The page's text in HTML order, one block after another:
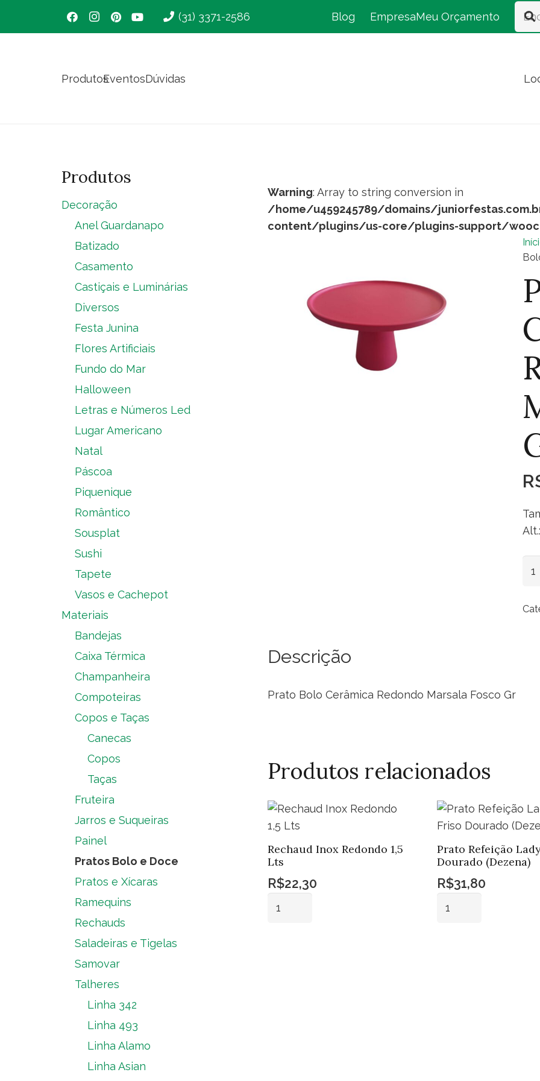
(31) 3371-2586 Blog EmpresaMeu Orçamento
ProdutosEventosDúvidas
Warning: Array to string conversion in
/home/u459245789/domains/
content/plugins/us-core/plugins-support/
Descrição
Prato Bolo Cerâmica Redondo Marsala Fosco Gr
Produtos relacionados
Rechaud Inox Redondo 1,5
Lts
R$22,30
Prato Refeição
Dourado (Dezena)
R$31,80
Produtos
Decoração
Anel Guardanapo
Batizado
Casamento
Castiçais e Luminárias
Diversos
Festa Junina
Flores Artificiais
Fundo do Mar
Halloween
Letras e Números Led
Lugar Americano
Natal
Páscoa
Piquenique
Romântico
Sousplat
Sushi
Tapete
Vasos e Cachepot
Materiais
Bandejas
Caixa Térmica
Champanheira
Compoteiras
Copos e Taças
Canecas
Copos
Taças
Fruteira
Jarros e Suqueiras
Painel
Pratos Bolo e Doce
Pratos e Xícaras
Ramequins
Rechauds
Saladeiras e Tigelas
Samovar
Talheres
Linha 342
Linha 493
Linha Alamo
Linha Asian